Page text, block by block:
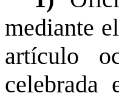
mediante
artículo